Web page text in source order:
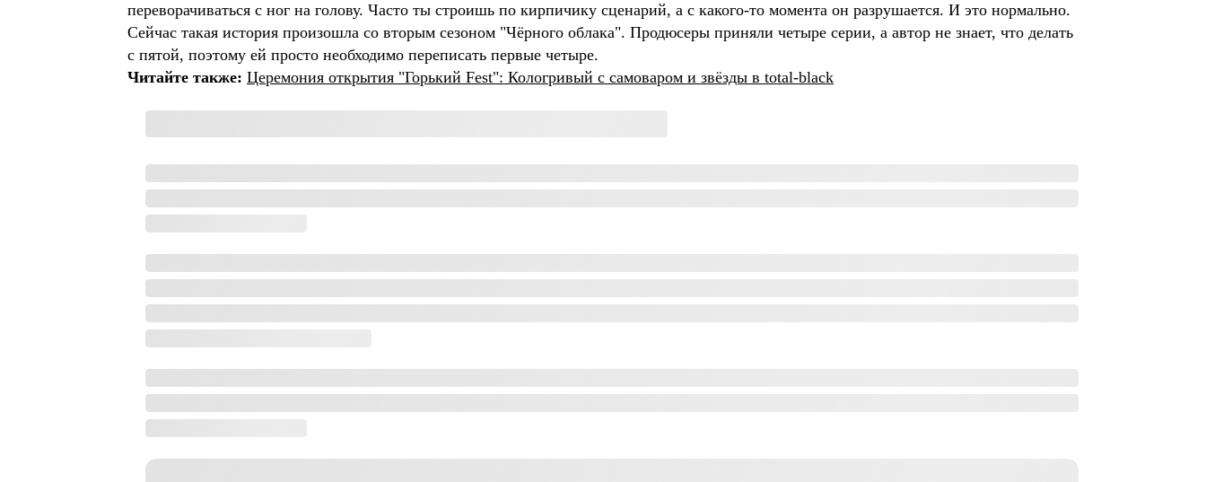
переворачиваться с ног на голову. Часто ты строишь по кирпичику сценарий, а с какого-то момента он разрушается. И это нормально.
Сейчас такая история произошла со вторым сезоном "Чёрного облака". Продюсеры приняли четыре серии, а автор не знает, что делать
с пятой, поэтому ей просто необходимо переписать первые четыре.
Читайте также: Церемония открытия "Горький Fest": Кологривый с самоваром и звёзды в total-black